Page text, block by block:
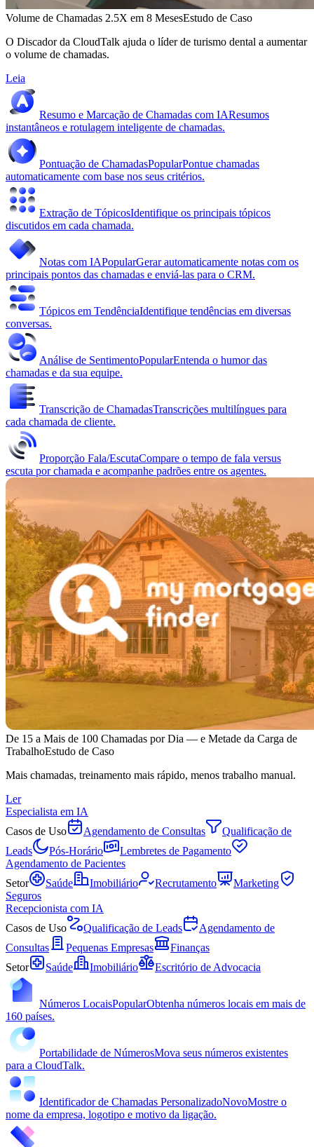
Volume de Chamadas 2.5X em 8 MesesEstudo de Caso
O Discador da CloudTalk ajuda o líder de turismo dental a aumentar
o volume de chamadas.
Leia
Resumo e Marcação de Chamadas com IAResumos
instantâneos e rotulagem inteligente de chamadas.
Pontuação de ChamadasPopularPontue chamadas
automaticamente com base nos seus critérios.
Extração de TópicosIdentifique os principais tópicos
discutidos em cada chamada.
Notas com IAPopularGerar automaticamente notas com os
principais pontos das chamadas e enviá-las para o CRM.
Tópicos em TendênciaIdentifique tendências em diversas
conversas.
Análise de SentimentoPopularEntenda o humor das
chamadas e da sua equipe.
Transcrição de ChamadasTranscrições multilíngues para
cada chamada de cliente.
Proporção Fala/EscutaCompare o tempo de fala versus
escuta por chamada e acompanhe padrões entre os agentes.
De 15 a Mais de 100 Chamadas por Dia — e Metade da Carga de
TrabalhoEstudo de Caso
Mais chamadas, treinamento mais rápido, menos trabalho manual.
Ler
Especialista em IA
Casos de Uso
Agendamento de Consultas
Qualificação de
Leads
Pós-Horário
Lembretes de Pagamento
Agendamento de Pacientes
Setor
Saúde Imobiliário Recrutamento
Marketing
Seguros
Recepcionista com IA
Casos de Uso
Qualificação de Leads
Agendamento de
Consultas
Pequenas Empresas
Finanças
Setor
Saúde Imobiliário Escritório de Advocacia
Números LocaisPopularObtenha números locais em mais de
160 países.
Portabilidade de NúmerosMova seus números existentes
para a CloudTalk.
Identificador de Chamadas PersonalizadoNovoMostre o
nome da empresa, logotipo e motivo da ligação.